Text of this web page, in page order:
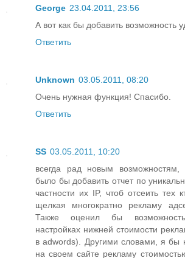
George 23.04.2011, 23:56
А вот как бы добавить возможность
Ответить
Unknown 03.05.2011, 08:20
Очень нужная функция! Спасибо.
Ответить
SS 03.05.2011, 10:20
всегда рад новым возможностям,
было бы добавить отчет по
частности их IP, чтоб отсеить тех
щелкая многократно рекламу
Также оценил бы
настройках нижней стоимости
в adwords). Другими словами, я бы
на своем сайте рекламу